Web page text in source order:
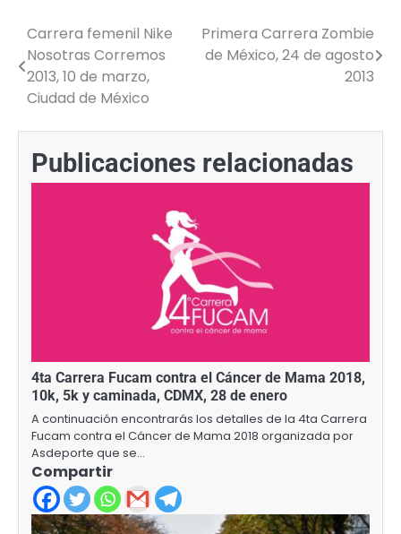
Navegación
de
entradas
Carrera femenil Nike
Nosotras Corremos
2013, 10 de marzo,
Ciudad de México
Primera Carrera Zombie
de México, 24 de agosto
2013
Publicaciones relacionadas
4ta Carrera Fucam contra el Cáncer de Mama 2018,
10k, 5k y caminada, CDMX, 28 de enero
A continuación encontrarás los detalles de la 4ta Carrera
Fucam contra el Cáncer de Mama 2018 organizada por
Asdeporte que se…
Compartir